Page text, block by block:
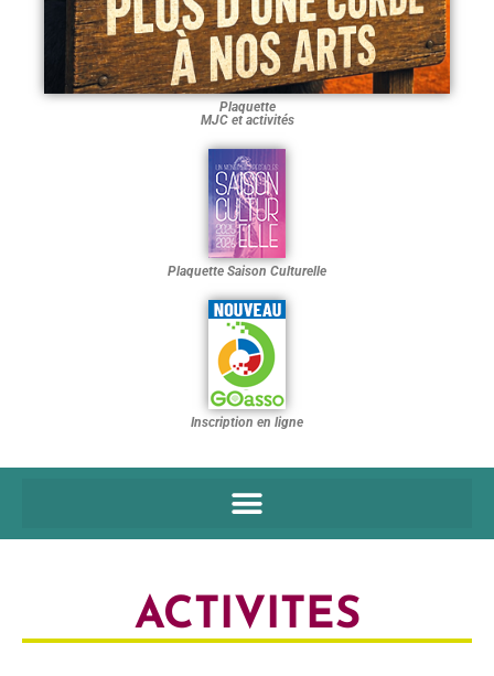
Plaquette
MJC et activités
Plaquette Saison Culturelle
Inscription en ligne
ACTIVITES